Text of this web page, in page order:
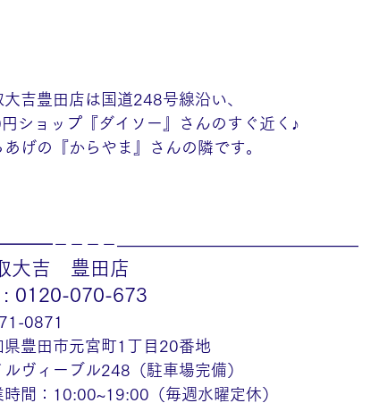
大吉豊田店は国道248号線沿い、
ショップ『ダイソー』さんのすぐ近く♪
あげの『からやま』さんの隣です。
－－－－———————————————
大吉　豊田店
: 0120-070-673
0871
県豊田市元宮町1丁目20番地
ルヴィーブル248（駐車場完備）
時間：10:00~19:00（毎週水曜定休）